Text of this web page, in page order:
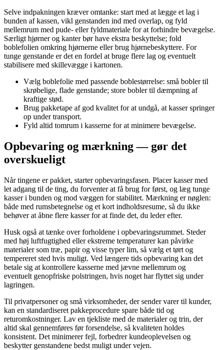
Selve indpakningen kræver omtanke: start med at lægge et lag i
bunden af kassen, vikl genstanden ind med overlap, og fyld
mellemrum med pude- eller fyldmateriale for at forhindre bevægelse.
Særligt hjørner og kanter bør have ekstra beskyttelse; fold
boblefolien omkring hjørnerne eller brug hjørnebeskyttere. For
tunge genstande er det en fordel at bruge flere lag og eventuelt
stabilisere med skillevægge i kartonen.
Vælg boblefolie med passende boblestørrelse: små bobler til
skrøbelige, flade genstande; store bobler til dæmpning af
kraftige stød.
Brug pakketape af god kvalitet for at undgå, at kasser springer
op under transport.
Fyld altid tomrum i kasserne for at minimere bevægelse.
Opbevaring og mærkning — gør det
overskueligt
Når tingene er pakket, starter opbevaringsfasen. Placer kasser med
let adgang til de ting, du forventer at få brug for først, og læg tunge
kasser i bunden og mod væggen for stabilitet. Mærkning er nøglen:
både med rumsbetegnelse og et kort indholdsresume, så du ikke
behøver at åbne flere kasser for at finde det, du leder efter.
Husk også at tænke over forholdene i opbevaringsrummet. Steder
med høj luftfugtighed eller ekstreme temperaturer kan påvirke
materialer som træ, papir og visse typer lim, så vælg et tørt og
tempereret sted hvis muligt. Ved længere tids opbevaring kan det
betale sig at kontrollere kasserne med jævne mellemrum og
eventuelt genopfriske polstringen, hvis noget har flyttet sig under
lagringen.
Til privatpersoner og små virksomheder, der sender varer til kunder,
kan en standardiseret pakkeprocedure spare både tid og
returomkostninger. Lav en tjekliste med de materialer og trin, der
altid skal gennemføres før forsendelse, så kvaliteten holdes
konsistent. Det minimerer fejl, forbedrer kundeoplevelsen og
beskytter genstandene bedst muligt under vejen.